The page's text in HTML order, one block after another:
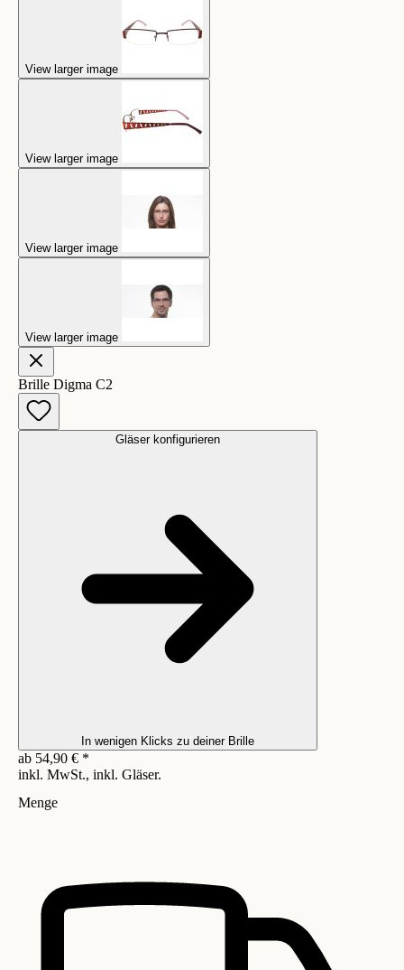
View larger image
View larger image
View larger image
View larger image
Brille Digma C2
Gläser konfigurieren
In wenigen Klicks zu deiner Brille
ab 54,90 € *
inkl. MwSt., inkl. Gläser.
Menge